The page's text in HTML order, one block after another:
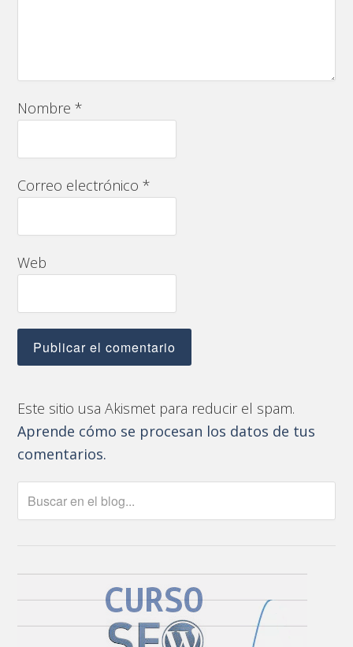
Nombre*
Correo electrónico*
Web
Este sitio usa Akismet para reducir el spam.
Aprende cómo se procesan los datos de tus
comentarios.